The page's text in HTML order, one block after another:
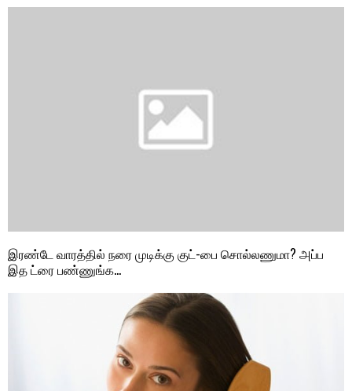
இரண்டே வாரத்தில் நரை முடிக்கு குட்-பை சொல்லணுமா? அப்ப
இத ட்ரை பண்ணுங்க…